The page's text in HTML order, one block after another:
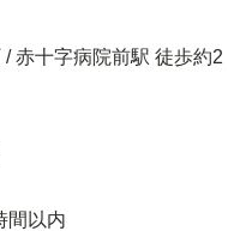
赤十字病院前駅 徒歩約2
間以内